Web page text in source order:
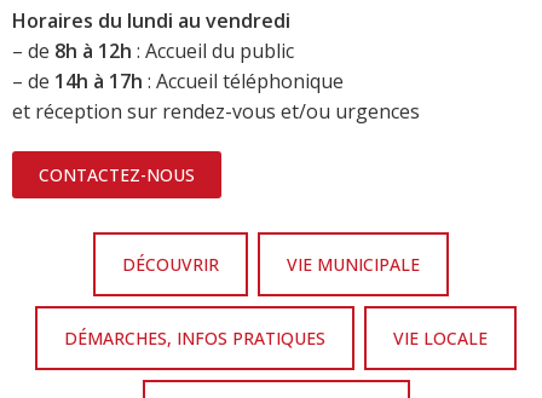
Horaires du lundi au vendredi
– de 8h à 12h : Accueil du public
– de 14h à 17h : Accueil téléphonique
et réception sur rendez-vous et/ou urgences
CONTACTEZ-NOUS
DÉCOUVRIR VIE MUNICIPALE
DÉMARCHES, INFOS PRATIQUES VIE LOCALE